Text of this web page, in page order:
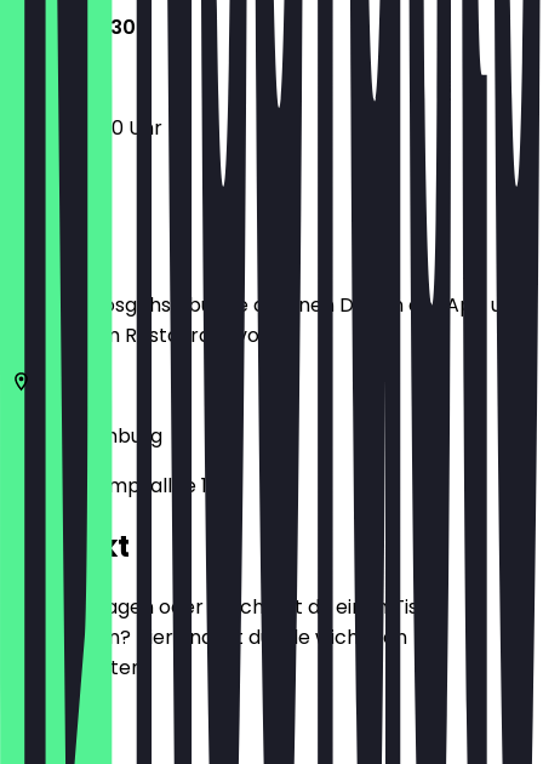
12:00 - 22:30
12:00 - 22:30 Uhr
Bevor du losgehst, buche dir einen Deal in der App und
zeige ihn im Restaurant vor.
20357
Hamburg
Schäferkampsallee 1
Kontakt
Hast du Fragen oder möchtest du einen Tisch
reservieren? Hier findest du alle wichtigen
Kontaktdaten.
Telefon